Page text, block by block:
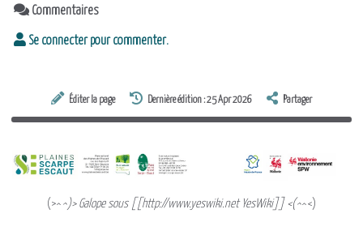
Commentaires
Se connecter pour commenter.
Éditer la page Dernière édition : 25 Apr 2026 Partager
(>^ ^)> Galope sous [[http://www.yeswiki.net YesWiki]] <(^^<)